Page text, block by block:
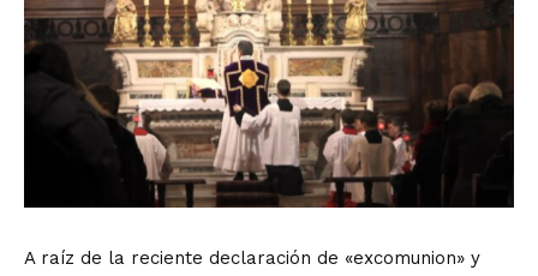
A raíz de la reciente declaración de «excomunion» y